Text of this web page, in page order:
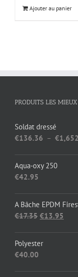
Ajouter au panier
PRODUITS LES
Soldat dressé
€136.36 – €
Aqua-oxy 250
€42.95
A Bâche EPDM
€17.35 Le
€13.95
Polyester
€40.00